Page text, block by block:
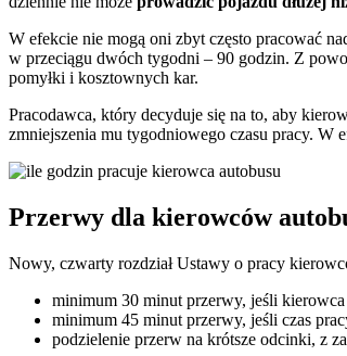
W efekcie nie mogą oni zbyt często pracować
w przeciągu dwóch tygodni – 90 godzin. Z
pomyłki i kosztownych kar.
Pracodawca, który decyduje się na to, aby
zmniejszenia mu tygodniowego czasu pracy. W
Przerwy dla kierowców
Nowy, czwarty rozdział Ustawy o pracy
minimum 30 minut przerwy, jeśli
minimum 45 minut przerwy, jeśli czas
podzielenie przerw na krótsze odcinki, z